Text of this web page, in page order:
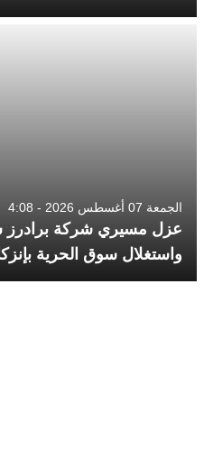
الجمعة 07 أغسطس 2026 - 4:08
عزل مسيري شركة برادرز
واستغلال سوق الحرية